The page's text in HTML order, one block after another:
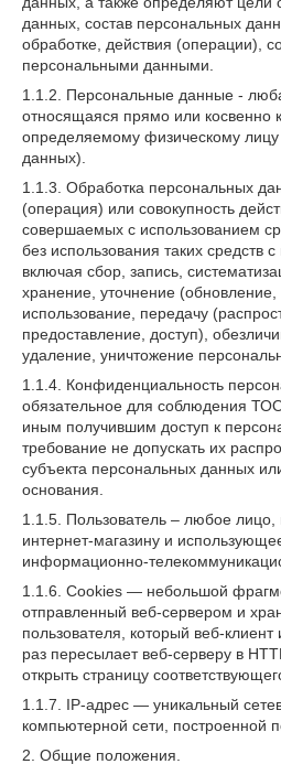
данных, состав персональных
обработке, действия (операции),
персональными данными.
1.1.2. Персональные данные -
относящаяся прямо или косвенно
определяемому физическому
данных).
1.1.3. Обработка персональных
(операция) или совокупность
совершаемых с использованием
без использования таких средств
включая сбор, запись,
хранение, уточнение
использование, передачу
предоставление, доступ),
удаление, уничтожение
1.1.4. Конфиденциальность
обязательное для соблюдения
иным получившим доступ к
требование не допускать их
субъекта персональных данных
основания.
1.1.5. Пользователь – любое
интернет-магазину и
информационно-
1.1.6. Cookies — небольшой
отправленный веб-сервером и
пользователя, который веб-
раз пересылает веб-серверу в
открыть страницу
1.1.7. IP-адрес — уникальный
компьютерной сети, построенной
2. Общие положения.